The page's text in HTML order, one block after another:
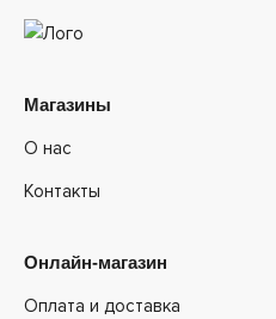
Магазины
О нас
Контакты
Онлайн-магазин
Оплата и доставка